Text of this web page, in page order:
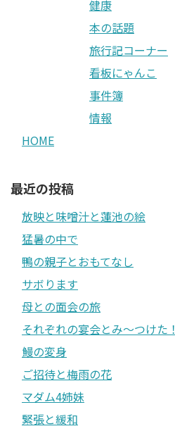
健康
本の話題
旅行記コーナー
看板にゃんこ
事件簿
情報
HOME
最近の投稿
放映と味噌汁と蓮池の絵
猛暑の中で
鴨の親子とおもてなし
サボります
母との面会の旅
それぞれの宴会とみ〜つけた！
鰻の変身
ご招待と梅雨の花
マダム4姉妹
緊張と緩和